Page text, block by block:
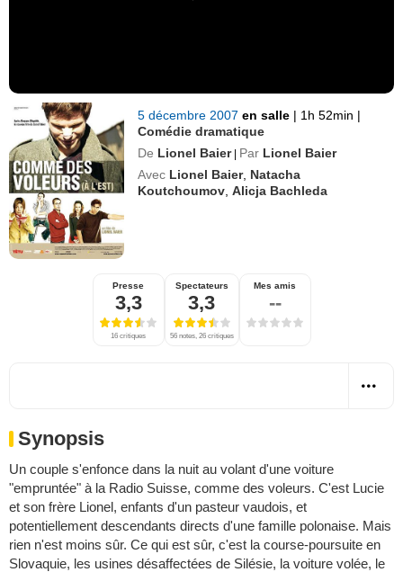
5 décembre 2007en salle | 1h 52min |
Comédie dramatique
De Lionel Baier | Par Lionel Baier
Avec Lionel Baier, Natacha
Koutchoumov ,Alicja Bachleda
Presse
3,3
16 critiques
Spectateurs
3,3
56 notes, 26 critiques
Mes amis
--
Synopsis
Un couple s'enfonce dans la nuit au volant d'une voiture
"empruntée" à la Radio Suisse, comme des voleurs. C'est Lucie
et son frère Lionel, enfants d'un pasteur vaudois, et
potentiellement descendants directs d'une famille polonaise. Mais
rien n'est moins sûr. Ce qui est sûr, c'est la course-poursuite en
Slovaquie, les usines désaffectées de Silésie, la voiture volée, le